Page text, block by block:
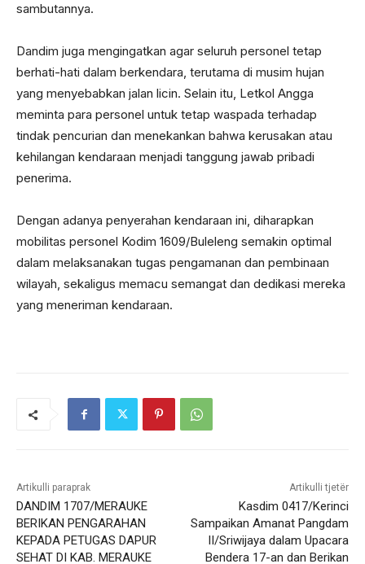
sambutannya.
Dandim juga mengingatkan agar seluruh personel tetap
berhati-hati dalam berkendara, terutama di musim hujan
yang menyebabkan jalan licin. Selain itu, Letkol Angga
meminta para personel untuk tetap waspada terhadap
tindak pencurian dan menekankan bahwa kerusakan atau
kehilangan kendaraan menjadi tanggung jawab pribadi
penerima.
Dengan adanya penyerahan kendaraan ini, diharapkan
mobilitas personel Kodim 1609/Buleleng semakin optimal
dalam melaksanakan tugas pengamanan dan pembinaan
wilayah, sekaligus memacu semangat dan dedikasi mereka
yang meneriman kendaraan.
Artikulli paraprak
DANDIM 1707/MERAUKE
BERIKAN PENGARAHAN
KEPADA PETUGAS DAPUR
SEHAT DI KAB. MERAUKE
Artikulli tjetër
Kasdim 0417/Kerinci
Sampaikan Amanat Pangdam
II/Sriwijaya dalam Upacara
Bendera 17-an dan Berikan